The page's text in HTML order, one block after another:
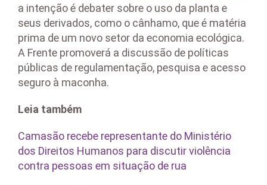
a intenção é debater sobre o uso da planta e
seus derivados, como o cânhamo, que é matéria
prima de um novo setor da economia ecológica.
A Frente promoverá a discussão de políticas
públicas de regulamentação, pesquisa e acesso
seguro à maconha.
Leia também
Camasão recebe representante do Ministério
dos Direitos Humanos para discutir violência
contra pessoas em situação de rua